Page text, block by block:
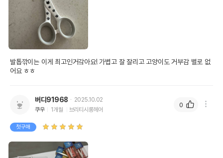
발톱깎이는 이게 최고인거갘아요! 가볍고 잘 잘리고 고양이도 거부감 별로 없
어요 ㅎㅎ
버디91968
2025.10.02
쿠우
1개월 브리티시롱헤어
첫구매
0